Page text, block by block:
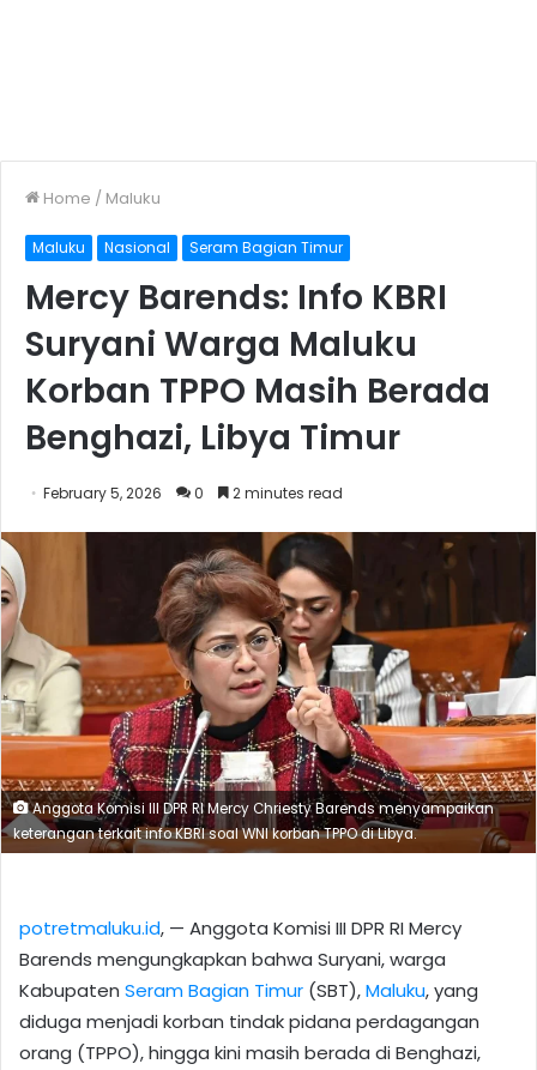
Home / Maluku
Maluku Nasional Seram Bagian Timur
Mercy Barends: Info KBRI
Suryani Warga Maluku
Korban TPPO Masih Berada
Benghazi, Libya Timur
February 5, 2026 0 2 minutes read
Anggota Komisi III DPR RI Mercy Chriesty Barends menyampaikan
keterangan terkait info KBRI soal WNI korban TPPO di Libya.
potretmaluku.id, — Anggota Komisi III DPR RI Mercy
Barends mengungkapkan bahwa Suryani, warga
Kabupaten Seram Bagian Timur (SBT),Maluku, yang
diduga menjadi korban tindak pidana perdagangan
orang (TPPO), hingga kini masih berada di Benghazi,